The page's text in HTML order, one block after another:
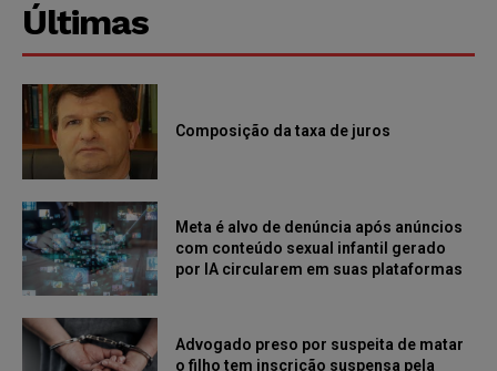
Últimas
Composição da taxa de juros
Meta é alvo de denúncia após anúncios
com conteúdo sexual infantil gerado
por IA circularem em suas plataformas
Advogado preso por suspeita de matar
o filho tem inscrição suspensa pela